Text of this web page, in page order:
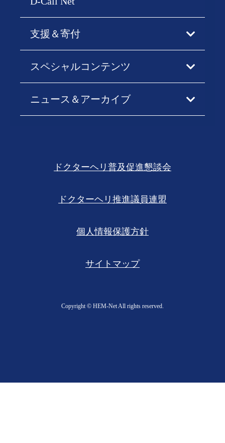
支援＆寄付
スペシャルコンテンツ
ニュース＆アーカイブ
ドクターヘリ普及促進懇談会
ドクターヘリ推進議員連盟
個人情報保護方針
サイトマップ
Copyright ©︎ HEM-Net All rights reserved.